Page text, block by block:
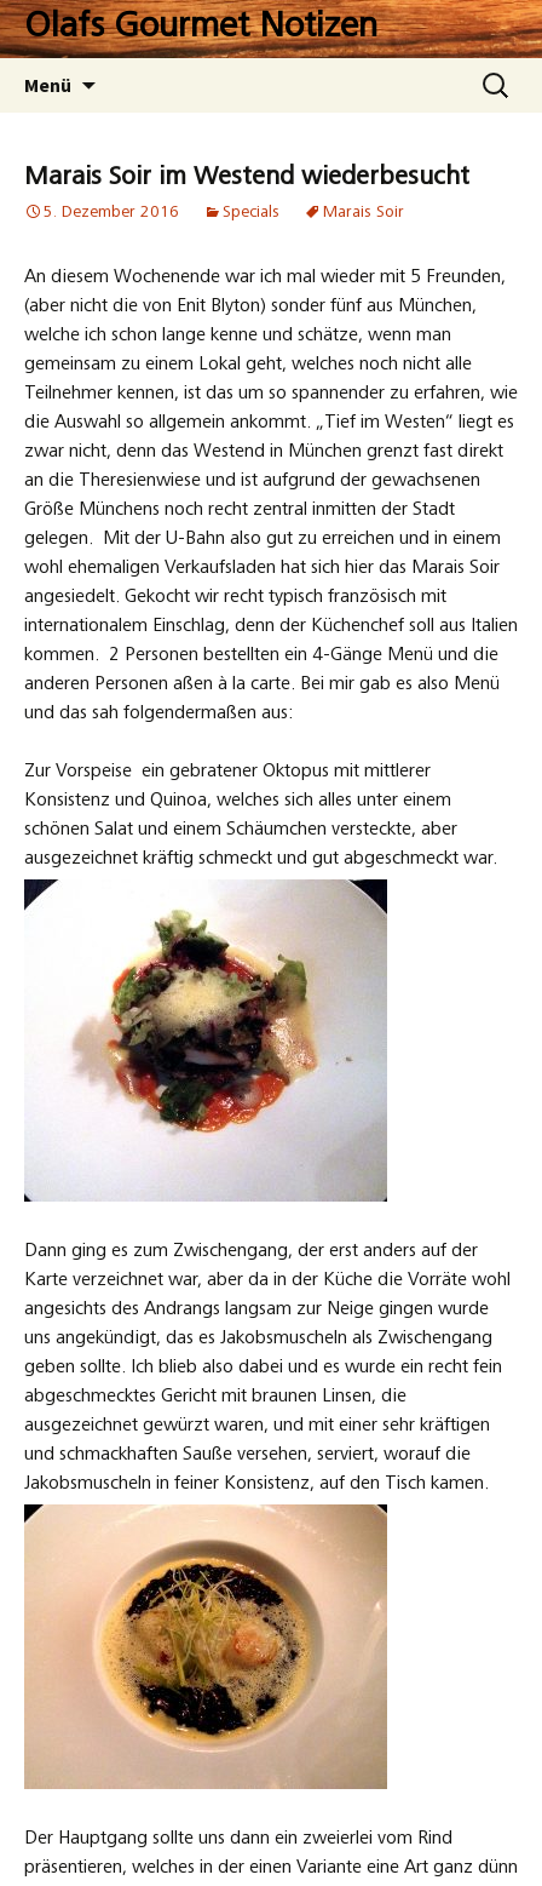
Zum
InhaltOlafs Gourmet Notizen
Menü
Suchen
nach:
Marais Soir im Westend wiederbesucht
5. Dezember 2016 Specials Marais Soir
An diesem Wochenende war ich mal wieder mit 5 Freunden,
(aber nicht die von Enit Blyton) sonder fünf aus München,
welche ich schon lange kenne und schätze, wenn man
gemeinsam zu einem Lokal geht, welches noch nicht alle
Teilnehmer kennen, ist das um so spannender zu erfahren, wie
die Auswahl so allgemein ankommt. „Tief im Westen“ liegt es
zwar nicht, denn das Westend in München grenzt fast direkt
an die Theresienwiese und ist aufgrund der gewachsenen
Größe Münchens noch recht zentral inmitten der Stadt
gelegen. Mit der U-Bahn also gut zu erreichen und in einem
wohl ehemaligen Verkaufsladen hat sich hier das Marais Soir
angesiedelt. Gekocht wir recht typisch französisch mit
internationalem Einschlag, denn der Küchenchef soll aus Italien
kommen. 2 Personen bestellten ein 4-Gänge Menü und die
anderen Personen aßen à la carte. Bei mir gab es also Menü
und das sah folgendermaßen aus:
Zur Vorspeise ein gebratener Oktopus mit mittlerer
Konsistenz und Quinoa, welches sich alles unter einem
schönen Salat und einem Schäumchen versteckte, aber
ausgezeichnet kräftig schmeckt und gut abgeschmeckt war.
Dann ging es zum Zwischengang, der erst anders auf der
Karte verzeichnet war, aber da in der Küche die Vorräte wohl
angesichts des Andrangs langsam zur Neige gingen wurde
uns angekündigt, das es Jakobsmuscheln als Zwischengang
geben sollte. Ich blieb also dabei und es wurde ein recht fein
abgeschmecktes Gericht mit braunen Linsen, die
ausgezeichnet gewürzt waren, und mit einer sehr kräftigen
und schmackhaften Sauße versehen, serviert, worauf die
Jakobsmuscheln in feiner Konsistenz, auf den Tisch kamen.
Der Hauptgang sollte uns dann ein zweierlei vom Rind
präsentieren, welches in der einen Variante eine Art ganz dünn